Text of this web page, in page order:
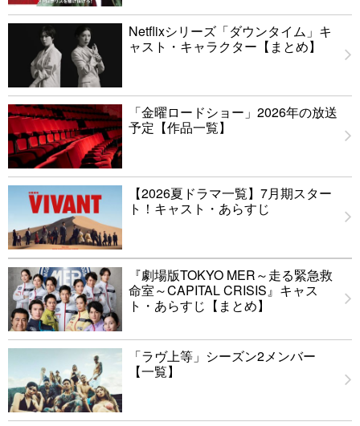
Netflixシリーズ「ダウンタイム」キ
ャスト・キャラクター【まとめ】
「金曜ロードショー」2026年の放送
予定【作品一覧】
【2026夏ドラマ一覧】7月期スター
ト！キャスト・あらすじ
『劇場版TOKYO MER～走る緊急救
命室～CAPITAL CRISIS』キャス
ト・あらすじ【まとめ】
「ラヴ上等」シーズン2メンバー
【一覧】